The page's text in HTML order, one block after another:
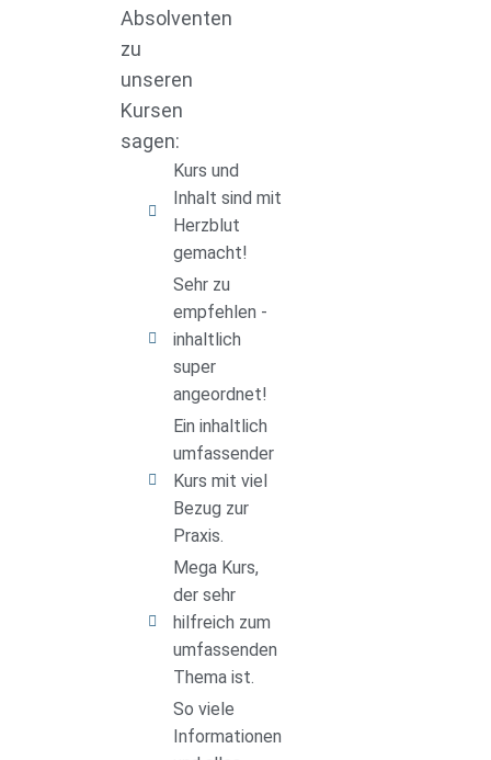
Absolventen
zu
unseren
Kursen
sagen:
Kurs und
Inhalt sind mit
Herzblut
gemacht!
Sehr zu
empfehlen -
inhaltlich
super
angeordnet!
Ein inhaltlich
umfassender
Kurs mit viel
Bezug zur
Praxis.
Mega Kurs,
der sehr
hilfreich zum
umfassenden
Thema ist.
So viele
Informationen